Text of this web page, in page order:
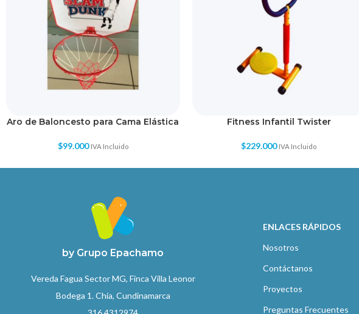
Aro de Baloncesto para Cama Elástica
$99.000 IVA Incluido
Fitness Infantil Twister
$229.000 IVA Incluido
by Grupo Epachamo
Vereda Fagua Sector MG, Finca Villa Leonor
Bodega 1. Chía, Cundinamarca
ENLACES RÁPIDOS
Nosotros
Contáctanos
Proyectos
Preguntas Frecuentes